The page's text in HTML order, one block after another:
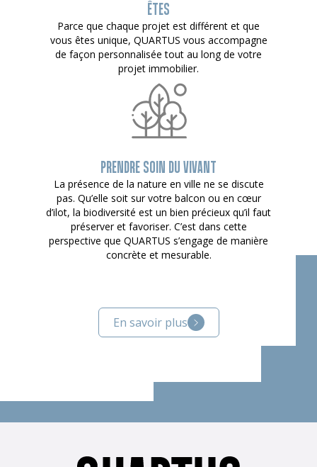
ÊTES
Parce que chaque projet est différent et que
vous êtes unique, QUARTUS vous accompagne
de façon personnalisée tout au long de votre
projet immobilier.
PRENDRE SOIN DU VIVANT
La présence de la nature en ville ne se discute
pas. Qu’elle soit sur votre balcon ou en cœur
d’ilot, la biodiversité est un bien précieux qu’il faut
préserver et favoriser. C’est dans cette
perspective que QUARTUS s’engage de manière
concrète et mesurable.
En savoir plus